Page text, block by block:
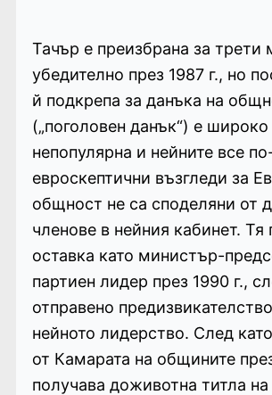
Тачър е преизбрана за трети
убедително през 1987 г., но
й подкрепа за данъка на
(„поголовен данък“) е широко
непопулярна и нейните все
евроскептични възгледи за
общност не са споделяни от
членове в нейния кабинет. Тя
оставка като министър-
партиен лидер през 1990 г.,
отправено
нейното лидерство. След
от Камарата на общините
получава доживотна титла